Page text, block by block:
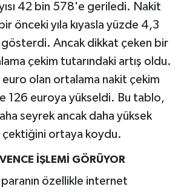
42 bin 578'e geriledi. Nakit
önceki yıla kıyasla yüzde 4,3
gösterdi. Ancak dikkat çeken bir
çekim tutarındaki artış oldu.
euro olan ortalama nakit çekim
126 euroya yükseldi. Bu tablo,
seyrek ancak daha yüksek
ortaya koydu.
İŞLEMİ GÖRÜYOR
özellikle internet